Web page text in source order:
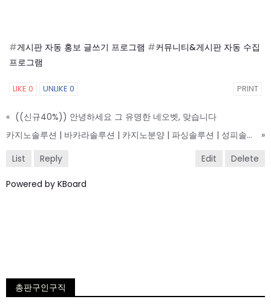
#게시판 자동 홍보 글쓰기 프로그램 #커뮤니티&게시판 자동 수집
프로그램
LIKE 0 UNLIKE 0 PRINT
« ((신규40%)) 안녕하세요 그 유명한 네오벳, 맞습니다
카지노솔루션 | 바카라솔루션 | 카지노분양 | 파싱솔루션 | 성피솔루션 | 포세이돈솔루션
»
List
Reply Edit Delete
Powered by KBoard
총판구인구직